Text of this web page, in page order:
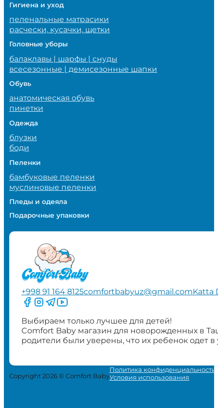
Гигиена и уход
пеленальные матрасики
расчески, кусачки, щетки
Головные уборы
балаклавы | шарфы | снуды
всесезонные | демисезонные шапки
Обувь
анатомическая обувь
пинетки
Одежда
блузки
боди
Пеленки
бамбуковые пеленки
муслиновые пеленки
Пледы и одеяла
Подарочные упаковки
+998 91 164 8125comfortbabyuz@gmail.comKatta
Следите за нами на Facebook
Следите за нами в Instagram
Следите за нами в Telegram
Следите за нами в YouTube
Выбираем только лучшее для детей!
Comfort Baby магазин для новорожденных в
родители были уверены, что их ребенок одет
Copyright 2026 © Comfort Baby
Политика конфиденциальности
Условия использования